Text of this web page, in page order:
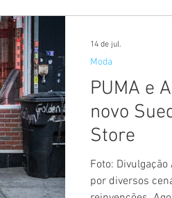
desafios
PUMA e
novo
Store
Foto: Divulgação
por diversos
Moda
14 de jul.